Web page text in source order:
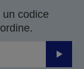
codice
Invia